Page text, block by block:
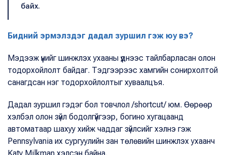
байх.
Бидний эрмэлздэг дадал зуршил гэж юу вэ?
Мэдээж үүнийг шинжлэх ухааны үүднээс тайлбарласан олон
тодорхойлолт байдаг. Тэдгээрээс хамгийн сонирхолтой
санагдсан нэг тодорхойлолтыг хуваалцъя.
Дадал зуршил гэдэг бол товчлол /shortcut/ юм. Өөрөөр
хэлбэл олон зүйл бодолгүйгээр, богино хугацаанд
автоматаар шахуу хийж чаддаг зүйлсийг хэлнэ гэж
Pennsylvania их сургуулийн зан төлөвийн шинжлэх ухаанч
Katy Milkman хэлсэн байна.